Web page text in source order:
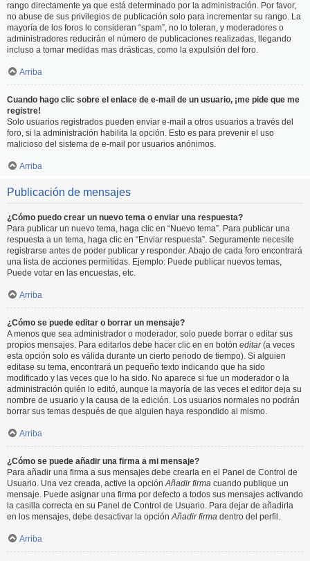
rango directamente ya que está determinado por la administración. Por favor,
no abuse de sus privilegios de publicación solo para incrementar su rango. La
mayoría de los foros lo consideran “spam”, no lo toleran, y moderadores o
administradores reducirán el número de publicaciones realizadas, llegando
incluso a tomar medidas mas drásticas, como la expulsión del foro.
Arriba
Cuando hago clic sobre el enlace de e-mail de un usuario, ¡me pide que me
registre!
Solo usuarios registrados pueden enviar e-mail a otros usuarios a través del
foro, si la administración habilita la opción. Esto es para prevenir el uso
malicioso del sistema de e-mail por usuarios anónimos.
Arriba
Publicación de mensajes
¿Cómo puedo crear un nuevo tema o enviar una respuesta?
Para publicar un nuevo tema, haga clic en “Nuevo tema”. Para publicar una
respuesta a un tema, haga clic en “Enviar respuesta”. Seguramente necesite
registrarse antes de poder publicar y responder. Abajo de cada foro encontrará
una lista de acciones permitidas. Ejemplo: Puede publicar nuevos temas,
Puede votar en las encuestas, etc.
Arriba
¿Cómo se puede editar o borrar un mensaje?
A menos que sea administrador o moderador, solo puede borrar o editar sus
propios mensajes. Para editarlos debe hacer clic en en botón editar(a veces
esta opción solo es válida durante un cierto periodo de tiempo). Si alguien
editase su tema, encontrará un pequeño texto indicando que ha sido
modificado y las veces que lo ha sido. No aparece si fue un moderador o la
administración quién lo editó, aunque la mayoría de las veces el editor deja su
nombre de usuario y la causa de la edición. Los usuarios normales no podrán
borrar sus temas después de que alguien haya respondido al mismo.
Arriba
¿Cómo se puede añadir una firma a mi mensaje?
Para añadir una firma a sus mensajes debe crearla en el Panel de Control de
Usuario. Una vez creada, active la opciónAñadir firma cuando publique un
mensaje. Puede asignar una firma por defecto a todos sus mensajes activando
la casilla correcta en su Panel de Control de Usuario. Para dejar de añadirla
en los mensajes, debe desactivar la opciónAñadir firma dentro del perfil.
Arriba